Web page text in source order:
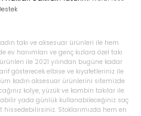
takı ve aksesuar ürünleri ile hem
ev hanımları ve genç kızlara özel takı
ile 2021 yılından bugüne kadar
gösterecek elbise ve kıyafetleriniz ile
kadın aksesuar ürünlerini sitemizde
kolye, yüzük ve kombin takılar ile
yada günlük kullanabileceğiniz saç
Stoklarımızda hem en